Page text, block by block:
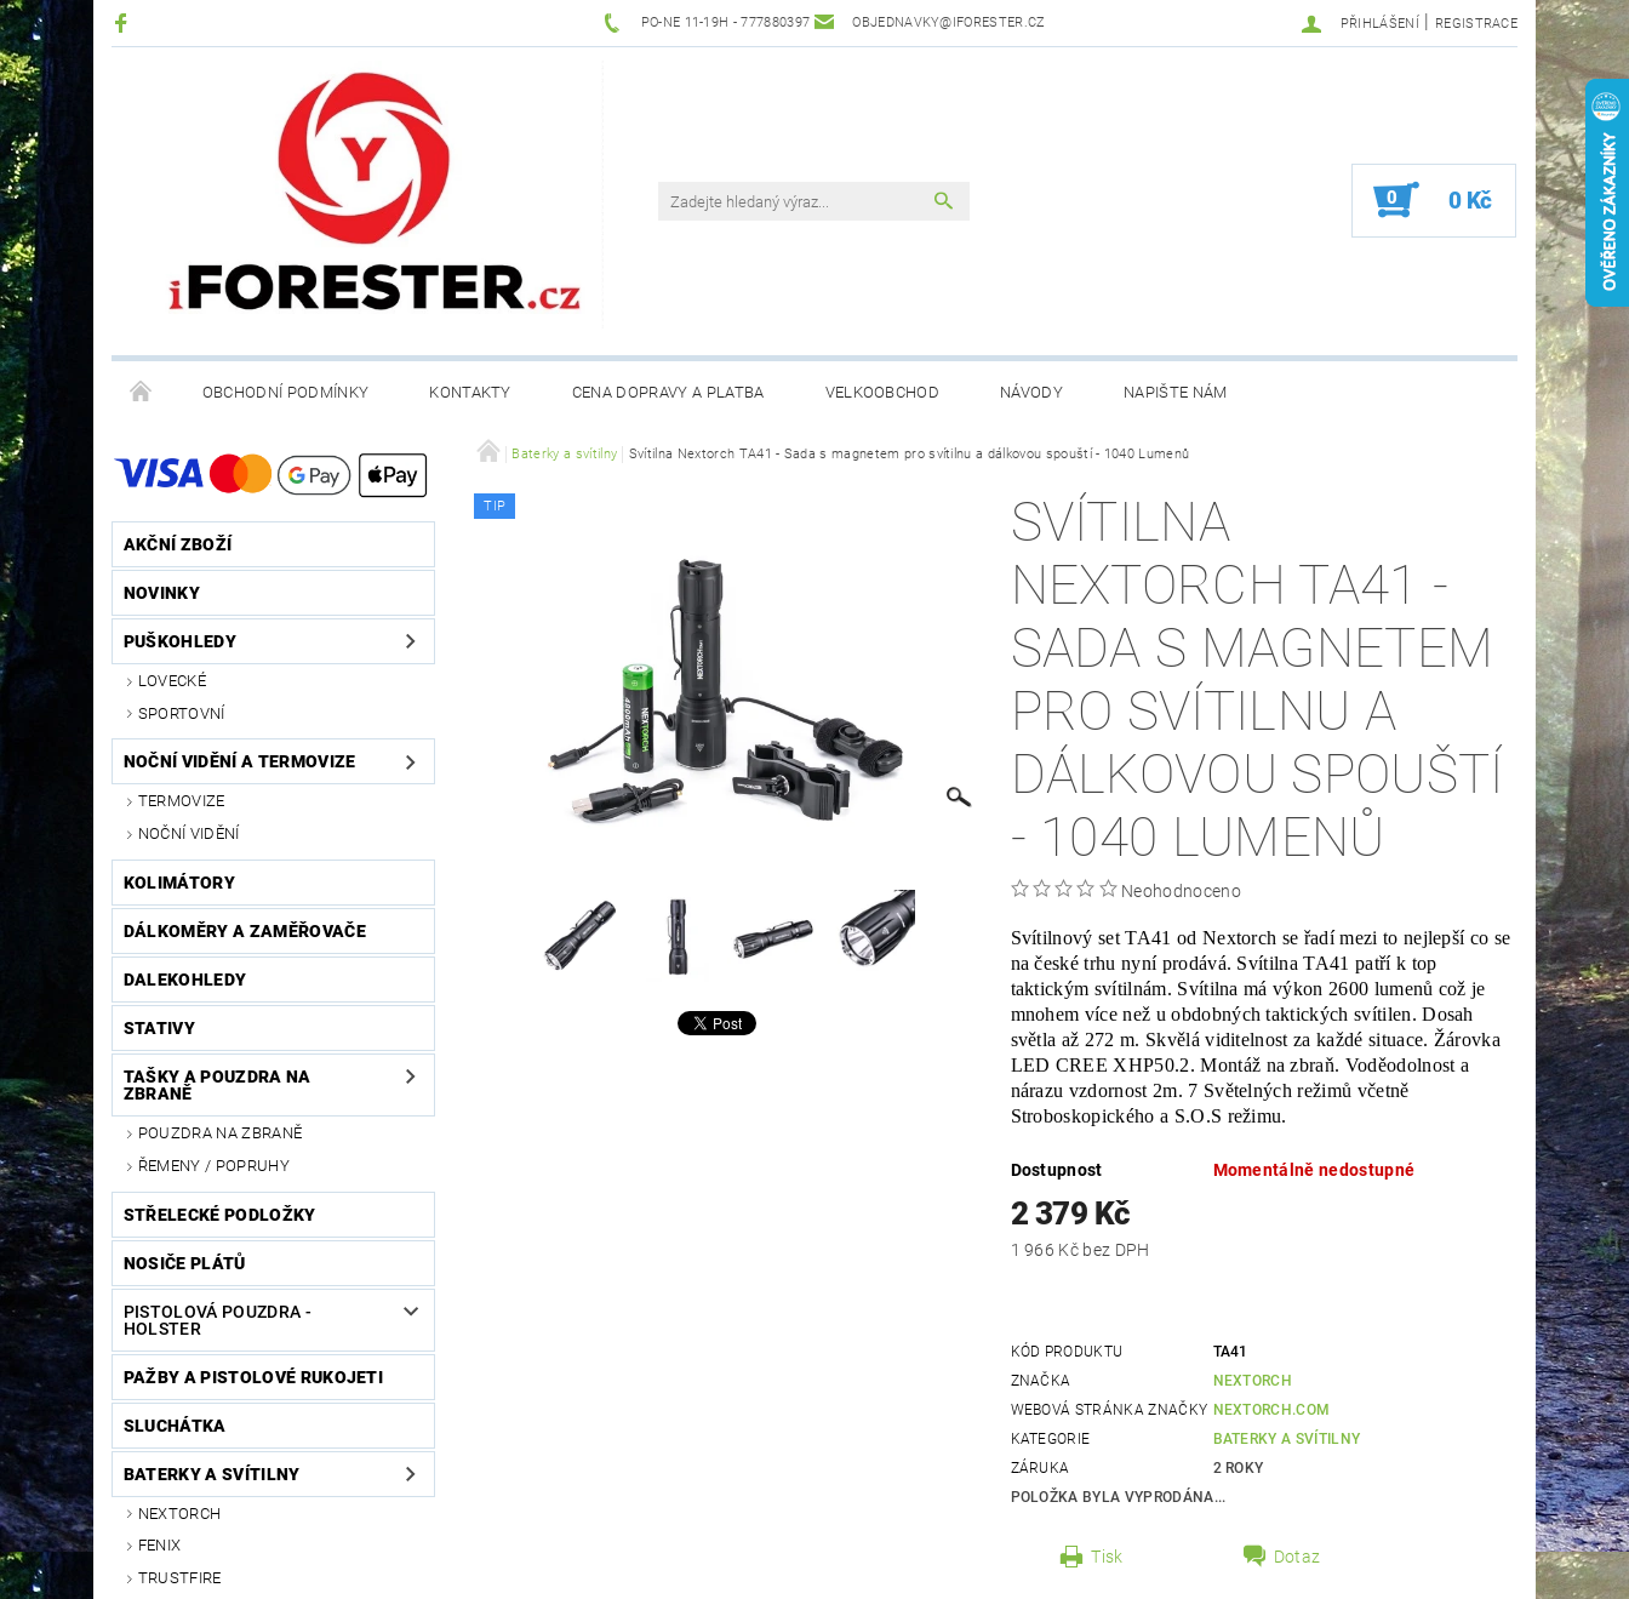
PO-NE 11-19H - 777880397 OBJEDNAVKY@IFORESTER.CZ PŘIHLÁŠENÍ | REGISTRACE
0 0 Kč
OBCHODNÍ PODMÍNKY KONTAKTY CENA DOPRAVY A PLATBA VELKOOBCHOD NÁVODY NAPIŠTE NÁM
RECYKLACE ELEKTROODPADU A BATERIÍ
AKČNÍ ZBOŽÍ
NOVINKY
PUŠKOHLEDY
LOVECKÉ
SPORTOVNÍ
NOČNÍ VIDĚNÍ A TERMOVIZE
TERMOVIZE
NOČNÍ VIDĚNÍ
KOLIMÁTORY
DÁLKOMĚRY A ZAMĚŘOVAČE
DALEKOHLEDY
STATIVY
TAŠKY A POUZDRA NA
ZBRANĚ
POUZDRA NA ZBRANĚ
ŘEMENY / POPRUHY
STŘELECKÉ PODLOŽKY
NOSIČE PLÁTŮ
PISTOLOVÁ POUZDRA -
HOLSTER
PAŽBY A PISTOLOVÉ RUKOJETI
SLUCHÁTKA
BATERKY A SVÍTILNY
NEXTORCH
FENIX
TRUSTFIRE
Baterky a svítilny Svítilna Nextorch TA41 - Sada s magnetem pro svítilnu a dálkovou spouští - 1040 Lumenů
TIP
SVÍTILNA
NEXTORCH TA41 -
SADA S MAGNETEM
PRO SVÍTILNU A
DÁLKOVOU SPOUŠTÍ
- 1040 LUMENŮ
Neohodnoceno
Svítilnový set TA41 od Nextorch se řadí mezi to nejlepší co se
na české trhu nyní prodává. Svítilna TA41 patří k top
taktickým svítilnám. Svítilna má výkon 2600 lumenů což je
mnohem více než u obdobných taktických svítilen. Dosah
světla až 272 m. Skvělá viditelnost za každé situace. Žárovka
LED CREE XHP50.2. Montáž na zbraň. Voděodolnost a
nárazu vzdornost 2m. 7 Světelných režimů včetně
Stroboskopického a S.O.S režimu.
Dostupnost Momentálně nedostupné
2 379 Kč
1 966 Kč bez DPH
KÓD PRODUKTU
TA41
ZNAČKA
NEXTORCH
WEBOVÁ STRÁNKA ZNAČKY NEXTORCH.COM
KATEGORIE
BATERKY A SVÍTILNY
ZÁRUKA
2 ROKY
POLOŽKA BYLA VYPRODÁNA...
Tisk Dotaz